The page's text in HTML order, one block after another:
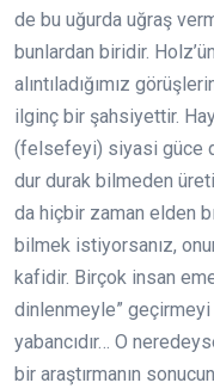
de bu uğurda uğraş
bunlardan biridir.
alıntıladığımız
ilginç bir şahsiyettir.
(felsefeyi) siyasi güce
dur durak bilmeden
da hiçbir zaman elden
bilmek istiyorsanız,
kafidir. Birçok insan
dinlenmeyle” geçirmeyi
yabancıdır… O
bir araştırmanın